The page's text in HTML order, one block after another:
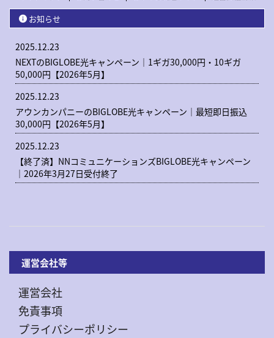
お知らせ
2025.12.23
NEXTのBIGLOBE光キャンペーン｜1ギガ30,000円・10ギガ
50,000円【2026年5月】
2025.12.23
アウンカンパニーのBIGLOBE光キャンペーン｜最短即日振込
30,000円【2026年5月】
2025.12.23
【終了済】NNコミュニケーションズBIGLOBE光キャンペーン
｜2026年3月27日受付終了
運営会社等
運営会社
免責事項
プライバシーポリシー